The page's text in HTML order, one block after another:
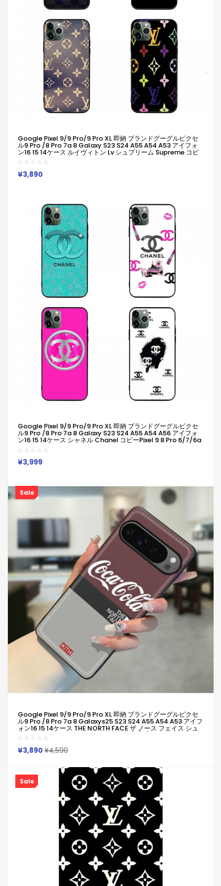
Google Pixel 9/9 Pro/9 Pro XL 即納 ブランドグーグルピクセ
ル9 Pro /8 Pro 7a 8 Galaxy S23 S24 A55 A54 A53 アイフォ
ン16 15 14ケース ルイヴィトン Lv シュプリーム Supreme コピ
ーPixel 9 8 Pro 6/7/6a Xperia 1v 10viケース ルイヴィトン Lv
シュプリーム Supreme Google Pixel 6 7 8 8 Pro 9aケース
¥3,890
Google Pixel 9/9 Pro/9 Pro XL 即納 ブランドグーグルピクセ
ル9 Pro /8 Pro 7a 8 Galaxy S23 S24 A55 A54 A56 アイフォ
ン16 15 14ケース シャネル Chanel コピーPixel 9 8 Pro 6/7/6a
Xperia 1v 10viケース シャネル Chanel Google Pixel 6 7 8 8
Pro 9aケースギャラクシーS25 S24 S23 S22 S20+ Ultraケース
男女兼用
¥3,999
Sale
Google Pixel 9/9 Pro/9 Pro XL 即納 ブランドグーグルピクセ
ル9 Pro /8 Pro 7a 8 Galaxys25 S23 S24 A55 A54 A53 アイフ
ォン16 15 14ケース THE NORTH FACE ザ ノース フェイス シュ
プリーム Supreme コピーPixel 9 8 Pro 6/7/6a Xperia 1v 10vi
ケース Iphone/Galaxy/Xperia/Google Pixelなど全機種対応
¥3,890 ¥4,590
Sale